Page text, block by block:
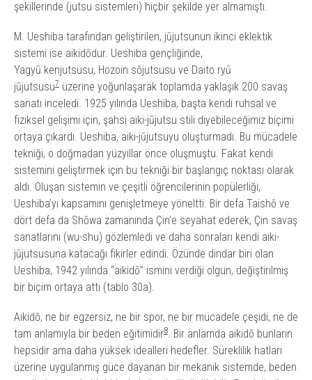
şekillerinde (jutsu sistemleri) hiçbir şekilde yer almamıştı.
M. Ueshiba tarafından geliştirilen, jūjutsunun ikinci eklektik
sistemi ise aikidōdur. Ueshiba gençliğinde,
Yagyū kenjutsusu, Hozoin sōjutsusu ve Daito ryū
jūjutsusu7 üzerine yoğunlaşarak toplamda yaklaşık 200 savaş
sanatı inceledi. 1925 yılında Ueshiba, başta kendi ruhsal ve
fiziksel gelişimi için, şahsi aiki-jūjutsu stili diyebileceğimiz biçimi
ortaya çıkardı. Ueshiba, aiki-jūjutsuyu oluşturmadı. Bu mücadele
tekniği, o doğmadan yüzyıllar önce oluşmuştu. Fakat kendi
sistemini geliştirmek için bu tekniği bir başlangıç noktası olarak
aldı. Oluşan sistemin ve çeşitli öğrencilerinin popülerliği,
Ueshiba’yı kapsamını genişletmeye yöneltti. Bir defa Taishō ve
dört defa da Shōwa zamanında Çin’e seyahat ederek, Çin savaş
sanatlarını (wu-shu) gözlemledi ve daha sonraları kendi aiki-
jūjutsusuna katacağı fikirler edindi. Özünde dindar biri olan
Ueshiba, 1942 yılında “aikidō” ismini verdiği olgun, değiştirilmiş
bir biçim ortaya attı (tablo 30a).
Aikidō, ne bir egzersiz, ne bir spor, ne bir mücadele çeşidi, ne de
tam anlamıyla bir beden eğitimidir8. Bir anlamda aikidō bunların
hepsidir ama daha yüksek idealleri hedefler. Süreklilik hatları
üzerine uygulanmış güce dayanan bir mekanik sistemde, beden